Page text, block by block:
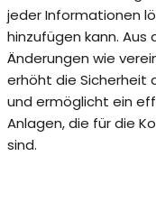
jeder Informationen
hinzufügen kann. Aus
Änderungen wie
erhöht die Sicherheit
und ermöglicht ein
Anlagen, die für die
sind.